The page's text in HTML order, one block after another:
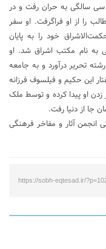
سی سالگی به حران رفت و در
را از او فراگرفت. او سفر
خود را به پایان
به نام مکتب اشراق شد. او
تحریر درآورد و به جامعه
این حکیم و فیلسوف فرزانه
زدن او پیدا کرده و توسط ملک
انجمن آثار و مفاخر فرهنگی
https://sobh-eqtesad.ir/